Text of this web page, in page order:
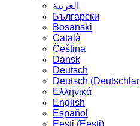
العربية
Български
Bosanski
Сatalà
Čeština
Dansk
Deutsch
Deutsch
Ελληνικά
English
Español
Eesti (Eesti)